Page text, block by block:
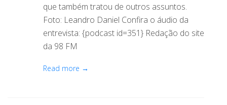
que também tratou de outros assuntos.
Foto: Leandro Daniel Confira o áudio da
entrevista: {podcast id=351} Redação do site
da 98 FM
Read more →